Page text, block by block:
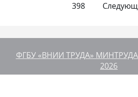
398
ФГБУ «ВНИИ ТРУДА»
2026